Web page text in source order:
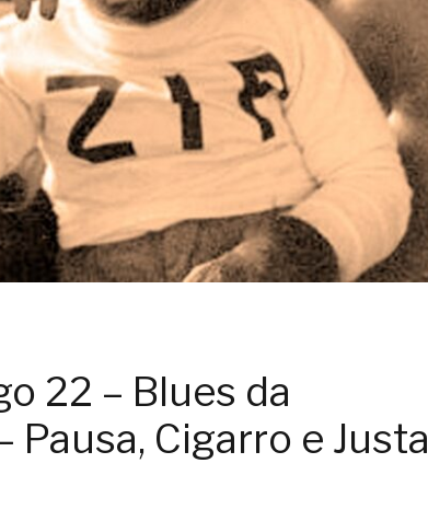
22 – Blues da
Pausa, Cigarro e Justa